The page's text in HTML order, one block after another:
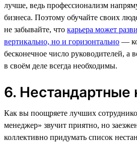
лучше, ведь профессионализм
бизнеса. Поэтому обучайте своих
не забывайте, что карьера может
вертикально, но и горизонтально —
бесконечное число руководителей, а
в своём деле всегда необходимы.
6. Нестандартные
Как вы поощряете лучших
менеджер» звучит приятно, но
коллективно придумать список